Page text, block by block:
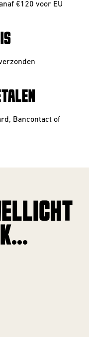
€120 voor EU
Bancontact of